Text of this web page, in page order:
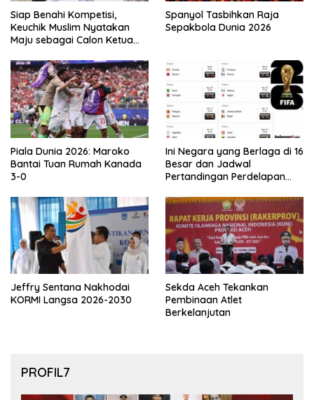
Siap Benahi Kompetisi,
Keuchik Muslim Nyatakan
Maju sebagai Calon Ketua
Spanyol Tasbihkan Raja
Sepakbola Dunia 2026
Piala Dunia 2026: Maroko
Bantai Tuan Rumah Kanada
3-0
Ini Negara yang Berlaga di 16
Besar dan Jadwal
Pertandingan Perdelapan
Jeffry Sentana Nakhodai
KORMI Langsa 2026-2030
Sekda Aceh Tekankan
Pembinaan Atlet
Berkelanjutan
PROFIL7